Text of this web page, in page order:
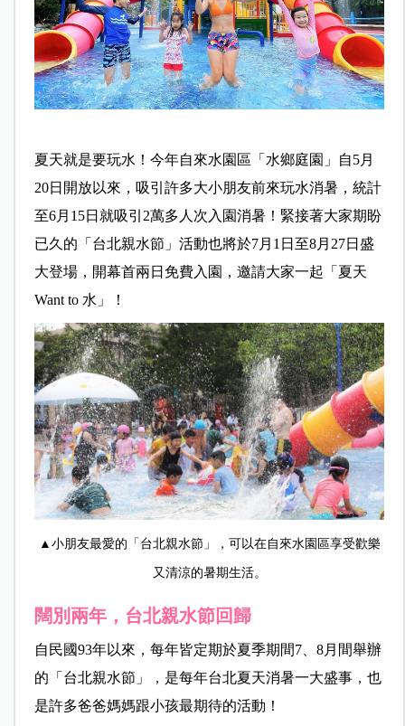
夏天就是要玩水！今年自來水園區「水鄉庭園」自5月
20日開放以來，吸引許多大小朋友前來玩水消暑，統計
至6月15日就吸引2萬多人次入園消暑！緊接著大家期盼
已久的「台北親水節」活動也將於7月1日至8月27日盛
大登場，開幕首兩日免費入園，邀請大家一起「夏天
Want to 水」！
▲小朋友最愛的「台北親水節」，可以在自來水園區享受歡樂
又清涼的暑期生活。
闊別兩年，台北親水節回歸
自民國93年以來，每年皆定期於夏季期間7、8月間舉辦
的「台北親水節」，是每年台北夏天消暑一大盛事，也
是許多爸爸媽媽跟小孩最期待的活動！